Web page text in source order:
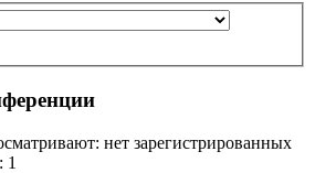
нет зарегистрированных
1